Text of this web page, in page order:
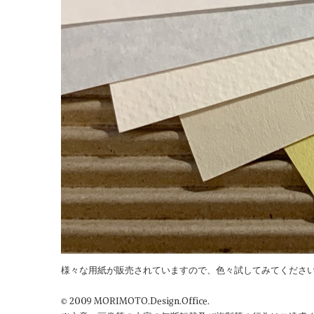
様々な用紙が販売されていますので、色々試してみてくださ
© 2009 MORIMOTO.Design.Office.